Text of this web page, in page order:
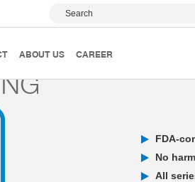
Search
ABOUT US CAREER
special tasks Individualizations
FDA-
No
All